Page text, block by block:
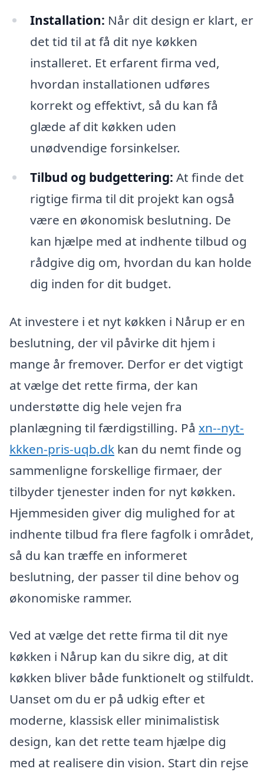
Installation: Når dit design er klart, er
det tid til at få dit nye køkken
installeret. Et erfarent firma ved,
hvordan installationen udføres
korrekt og effektivt, så du kan få
glæde af dit køkken uden
unødvendige forsinkelser.
Tilbud og budgettering: At finde det
rigtige firma til dit projekt kan også
være en økonomisk beslutning. De
kan hjælpe med at indhente tilbud og
rådgive dig om, hvordan du kan holde
dig inden for dit budget.
At investere i et nyt køkken i Nårup er en
beslutning, der vil påvirke dit hjem i
mange år fremover. Derfor er det vigtigt
at vælge det rette firma, der kan
understøtte dig hele vejen fra
planlægning til færdigstilling. På xn--nyt-
kkken-pris-uqb.dk kan du nemt finde og
sammenligne forskellige firmaer, der
tilbyder tjenester inden for nyt køkken.
Hjemmesiden giver dig mulighed for at
indhente tilbud fra flere fagfolk i området,
så du kan træffe en informeret
beslutning, der passer til dine behov og
økonomiske rammer.
Ved at vælge det rette firma til dit nye
køkken i Nårup kan du sikre dig, at dit
køkken bliver både funktionelt og stilfuldt.
Uanset om du er på udkig efter et
moderne, klassisk eller minimalistisk
design, kan det rette team hjælpe dig
med at realisere din vision. Start din rejse